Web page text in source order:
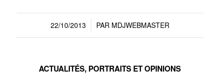
22/10/2013
/ PAR MDJWEBMASTER
ACTUALITÉS, PORTRAITS ET OPINIONS